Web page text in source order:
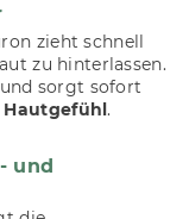
zieht schnell
zu hinterlassen.
sorgt sofort
Hautgefühl.
und